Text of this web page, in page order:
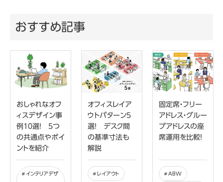
おすすめ記事
おしゃれなオフ
ィスデザイン事
例10選！ 5つ
の共通点やポイ
ントを紹介
インテリアデザ
オフィスレイア
ウトパターン5
選！ デスク間
の基準寸法も
解説
レイアウト
固定席・フリー
アドレス・グルー
プアドレスの座
席運用を比較！
ABW